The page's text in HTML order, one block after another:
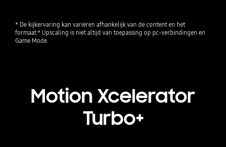
* De kijkervaring kan variëren afhankelijk van de content en het
formaat.* Upscaling is niet altijd van toepassing op pc-verbindingen en
Game Mode.
Motion Xcelerator
Turbo+